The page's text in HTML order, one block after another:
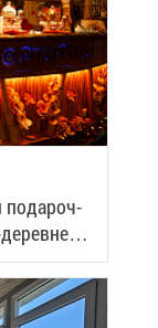
по­да­роч­